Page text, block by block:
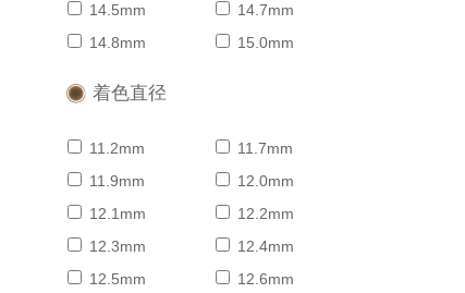
14.5mm
14.7mm
14.8mm
15.0mm
着色直径
11.2mm
11.7mm
11.9mm
12.0mm
12.1mm
12.2mm
12.3mm
12.4mm
12.5mm
12.6mm